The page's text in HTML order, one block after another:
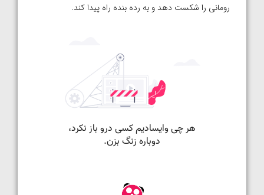
رومانی را شکست دهد و به رده بنده راه پیدا کند.